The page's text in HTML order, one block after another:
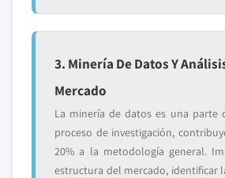
3. Minería De Datos Y
Mercado
La minería de datos es una parte
proceso de investigación,
20% a la metodología general.
estructura del mercado, identificar